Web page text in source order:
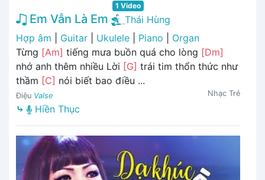
1 Video
Em Vẫn Là Em
Thái Hùng
Hợp âm
Guitar Ukulele Piano
Organ
Từng [Am] tiếng mưa buồn quá cho lòng [Dm]
nhớ anh thêm nhiều Lời [G] trái tim thổn thức như
thầm [C] nói biết bao điều ...
Điệu Valse Nhạc Trẻ
⤷ Hiền Thục